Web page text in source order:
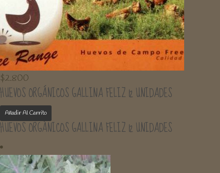
$2.800
HUEVOS ORGÁNICOS GALLINA FELIZ 12 UNIDADES
Añadir Al Carrito
HUEVOS ORGÁNICOS GALLINA FELIZ 12 UNIDADES